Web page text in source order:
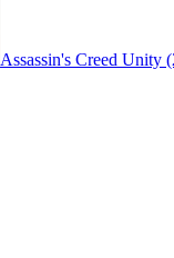
Assassin's Creed Unity